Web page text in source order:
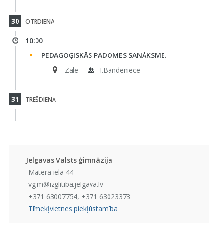
30 OTRDIENA
10:00
PEDAGOĢISKĀS PADOMES SANĀKSME.
Zāle
I.Bandeniece
31 TREŠDIENA
Jelgavas Valsts ģimnāzija
Mātera iela 44
vgim@izglitiba.jelgava.lv
+371 63007754, +371 63023373
Tīmekļvietnes piekļūstamība